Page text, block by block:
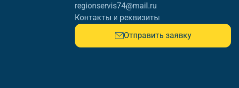
regionservis74@mail.ru
Контакты и реквизиты
Отправить заявку